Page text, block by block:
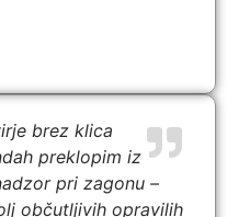
brez klica
preklopim iz
pri zagonu –
občutljivih opravilih